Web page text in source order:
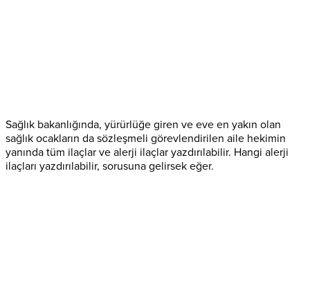
Sağlık bakanlığında, yürürlüğe giren ve eve en yakın olan
sağlık ocakların da sözleşmeli görevlendirilen aile hekimin
yanında tüm ilaçlar ve alerji ilaçlar yazdırılabilir. Hangi alerji
ilaçları yazdırılabilir, sorusuna gelirsek eğer.